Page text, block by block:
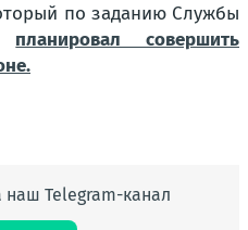
по заданию Службы
планировал совершить
Telegram-канал